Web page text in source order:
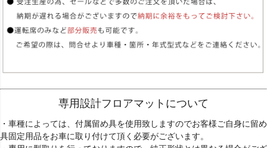
専用設計フロアマットについて
・車種によっては、付属留め具を使用致しますのでお客様ご自身に留め
具固定用品をお車に取り付けて頂く必要がございます。